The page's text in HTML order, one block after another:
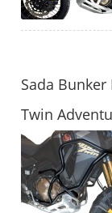
Sada Bunker
Twin